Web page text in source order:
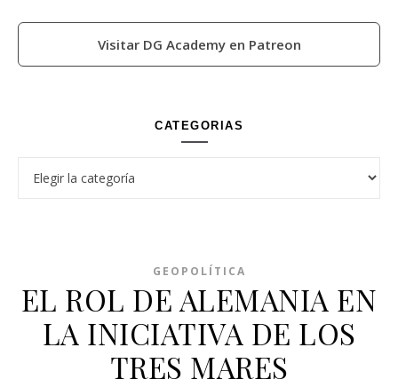
Visitar DG Academy en Patreon
CATEGORIAS
GEOPOLÍTICA
EL ROL DE ALEMANIA EN
LA INICIATIVA DE LOS
TRES MARES